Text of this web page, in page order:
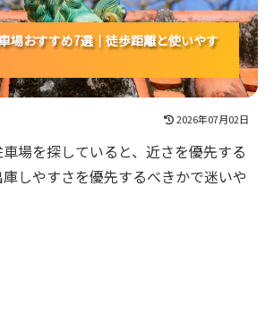
場おすすめ7選｜徒歩距離と使いやす
場おすすめ7選｜徒歩距離と使いやす
場おすすめ7選｜徒歩距離と使いやす
2026年07月02日
場を探していると、近さを優先する
しやすさを優先するべきかで迷いや